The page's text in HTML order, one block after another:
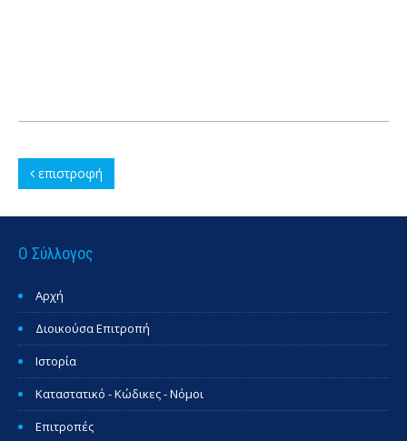
επιστροφή
Ο Σύλλογος
Αρχή
Διοικούσα Επιτροπή
Ιστορία
Καταστατικό - Κώδικες - Νόμοι
Επιτροπές